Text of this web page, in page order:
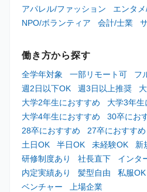
アパレル/ファッション
エンタ
NPO/ボランティア
会計/士業
働き方から探す
全学年対象 一部リモート可
フ
週2日以下OK
週3日以上推奨
大学2年生におすすめ
大学3年生
大学4年生におすすめ
30卒にお
28卒におすすめ
27卒におすすめ
土日OK
半日OK 未経験OK 新
研修制度あり
社長直下
インタ
内定実績あり
髪型自由 私服OK
ベンチャー
上場企業